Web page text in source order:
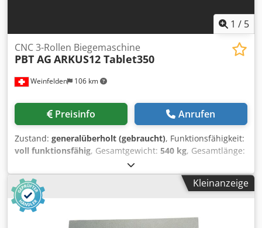
1 / 5
Weinfelden 106 km
CNC 3-Rollen Biegemaschine
PBT AG ARKUS12 Tablet350
Preisinfo Anrufen
Zustand: generalüberholt (gebraucht), Funktionsfähigkeit:
voll funktionsfähig, Gesamtgewicht: 540 kg, Gesamtlänge:
950 mm
Baujahr:2013, Betriebsstunden:50 h, Eingangsfrequenz:
50 Hz, Wellendurchmesser:
, Art des
Eingangsstroms:
stufenlos einstellbar, Notausschalter
ARKUS12 Tablet350 (überholt) Zum Verkauf steht eine
Kleinanzeige